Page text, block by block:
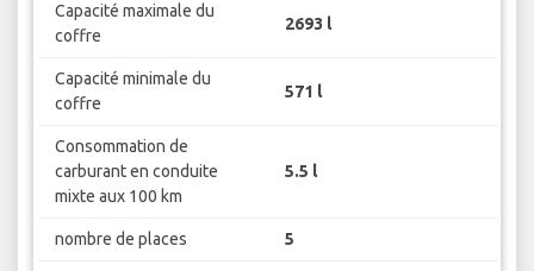
Capacité maximale du
coffre
2693 l
Capacité minimale du
coffre
571 l
Consommation de
carburant en conduite
mixte aux 100 km
5.5 l
nombre de places 5